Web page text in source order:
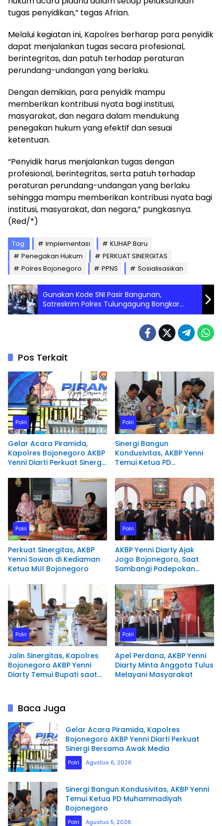
tugas penyidikan,” tegas Afrian.
Melalui kegiatan ini, Kapolres berharap para penyidik
dapat menjalankan tugas secara profesional,
berintegritas, dan patuh terhadap peraturan
perundang-undangan yang berlaku.
Dengan demikian, para penyidik mampu
memberikan kontribusi nyata bagi institusi,
masyarakat, dan negara dalam mendukung
penegakan hukum yang efektif dan sesuai
ketentuan.
“Penyidik harus menjalankan tugas dengan
profesional, berintegritas, serta patuh terhadap
peraturan perundang-undangan yang berlaku
sehingga mampu memberikan kontribusi nyata bagi
institusi, masyarakat, dan negara,” pungkasnya.
(Red/*)
Tag: Implementasi
KUHAP Baru
Penegakan Hukum
PERKUAT SINERGITAS
Polres Bojonegoro
PPNS Sosialisasikan
Gunakan Kode SNI Pasir Bangunan,
Satreskrim Polres Tulungagung Bongkar
Fakta Baru Kasus Pupuk Ilegal
Pos Terkait
Polri
Gelar Acara Piramida,
Kapolres Bojonegoro AKBP
Yenni Diarti Perkuat Sinergi
Polri
Sinergi Bangun
Kondusivitas, AKBP Yenni
Temui Ketua PD
Bojonegoro
Polri
Perkuat Sinergitas, AKBP
Yenni Sowan di Kediaman
Ketua MUI Bojonegoro
Polri
AKBP Yenni Diarty Ajak
Jogo Bojonegoro, Saat
Sambangi Padepokan
Polri
Jalin Sinergitas, Kapolres
Bojonegoro AKBP Yenni
Diarty Temui Bupati saat
Polri
Apel Perdana, AKBP Yenni
Diarty Minta Anggota Tulus
Melayani Masyarakat
Baca Juga
Gelar Acara Piramida, Kapolres
Bojonegoro AKBP Yenni Diarti Perkuat
Sinergi Bersama Awak Media
Polri Agustus 6, 2026
Sinergi Bangun Kondusivitas, AKBP Yenni
Temui Ketua PD Muhammadiyah
Bojonegoro
Polri Agustus 5, 2026